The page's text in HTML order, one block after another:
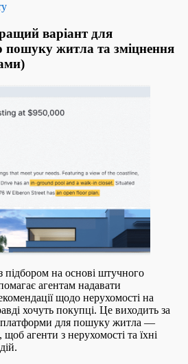
варіант для
пошуку житла та зміцнення
на основі штучного
агентам надавати
щодо нерухомості на
хочуть покупці. Це виходить за
платформи для пошуку житла —
агенти з нерухомості та їхні